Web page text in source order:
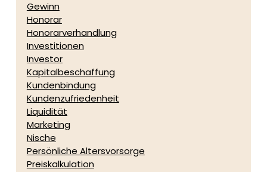
Gewinn
Honorar
Honorarverhandlung
Investitionen
Investor
Kapitalbeschaffung
Kundenbindung
Kundenzufriedenheit
Liquidität
Marketing
Nische
Persönliche Altersvorsorge
Preiskalkulation